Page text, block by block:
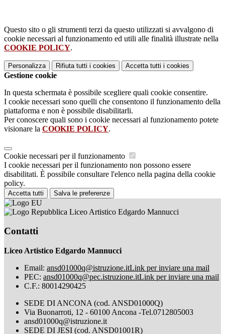
Questo sito o gli strumenti terzi da questo utilizzati si avvalgono di
cookie necessari al funzionamento ed utili alle finalità illustrate nella
COOKIE POLICY.
Personalizza Rifiuta tutti i cookies Accetta tutti i cookies
Gestione cookie
In questa schermata è possibile scegliere quali cookie consentire.
I cookie necessari sono quelli che consentono il funzionamento della
piattaforma e non è possibile disabilitarli.
Per conoscere quali sono i cookie necessari al funzionamento potete
visionare la COOKIE POLICY.
Cookie necessari per il funzionamento
I cookie necessari per il funzionamento non possono essere
disabilitati. È possibile consultare l'elenco nella pagina della cookie
policy.
Accetta tutti Salva le preferenze
Liceo Artistico Edgardo Mannucci
Contatti
Liceo Artistico Edgardo Mannucci
Email: ansd01000q@istruzione.itLink per inviare una mail
PEC: ansd01000q@pec.istruzione.itLink per inviare una mail
C.F.: 80014290425
SEDE DI ANCONA (cod. ANSD01000Q)
Via Buonarroti, 12 - 60100 Ancona -Tel.0712805003
ansd01000q@istruzione.it
SEDE DI JESI (cod. ANSD01001R)